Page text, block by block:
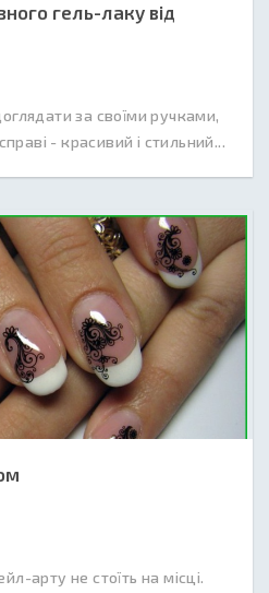
гель-лаку від
за своїми ручками,
- красивий і стильний...
арту не стоїть на місці.